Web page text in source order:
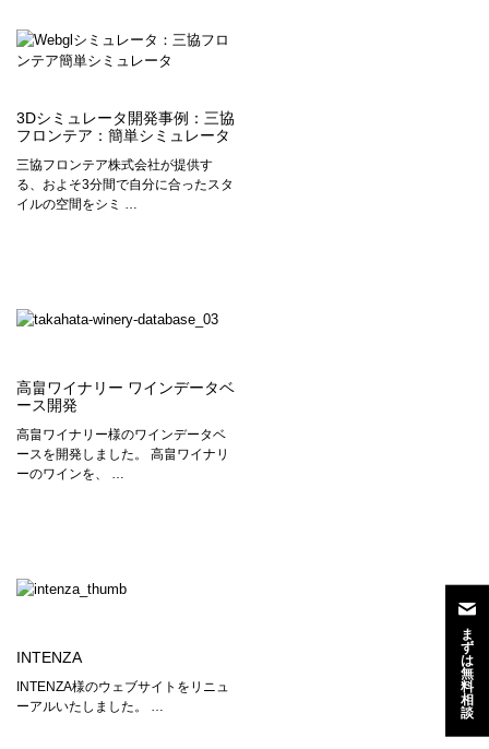
3Dシミュレータ開発事例：三協
フロンテア：簡単シミュレータ
三協フロンテア株式会社が提供す
る、およそ3分間で自分に合ったスタ
イルの空間をシミ …
高畠ワイナリー ワインデータベ
ース開発
高畠ワイナリー様のワインデータベ
ースを開発しました。 高畠ワイナリ
ーのワインを、 …
INTENZA
INTENZA様のウェブサイトをリニュ
ーアルいたしました。 …
ま
ず
は
無
料
相
談